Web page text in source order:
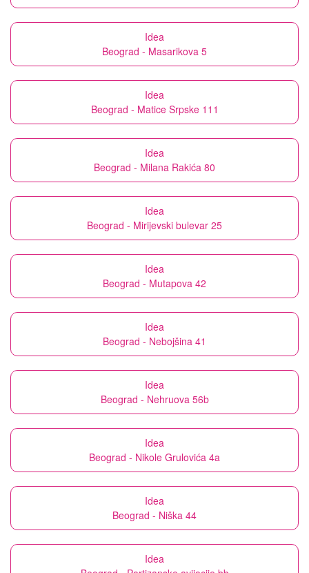
Idea
Beograd - Masarikova 5
Idea
Beograd - Matice Srpske 111
Idea
Beograd - Milana Rakića 80
Idea
Beograd - Mirijevski bulevar 25
Idea
Beograd - Mutapova 42
Idea
Beograd - Nebojšina 41
Idea
Beograd - Nehruova 56b
Idea
Beograd - Nikole Grulovića 4a
Idea
Beograd - Niška 44
Idea